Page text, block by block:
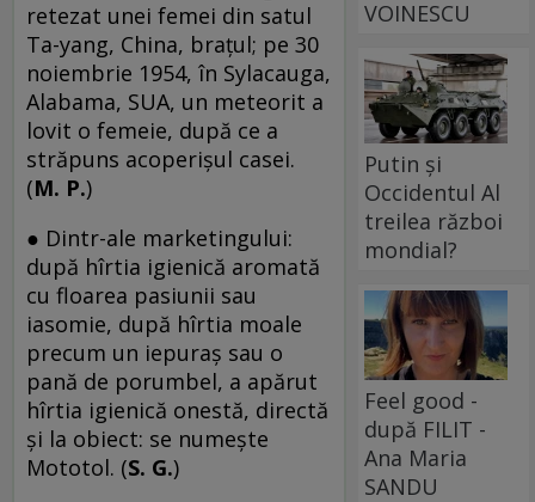
retezat unei femei din satul
Ta-yang, China, braţul; pe 30
noiembrie 1954, în Sylacauga,
Alabama, SUA, un meteorit a
lovit o femeie, după ce a
străpuns acoperişul casei.
(M. P.)
● Dintr-ale marketingului:
după hîrtia igienică aromată
cu floarea pasiunii sau
iasomie, după hîrtia moale
precum un iepuraş sau o
pană de porumbel, a apărut
hîrtia igienică onestă, directă
şi la obiect: se numeşte
Mototol. (S. G.)
VOINESCU
Putin și
Occidentul Al
treilea război
mondial?
Feel good -
după FILIT -
Ana Maria
SANDU